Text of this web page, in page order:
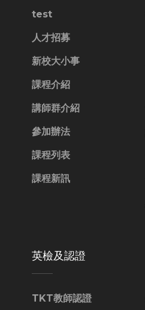
test
人才招募
新校大小事
課程介紹
講師群介紹
參加辦法
課程列表
課程新訊
英檢及認證
TKT教師認證